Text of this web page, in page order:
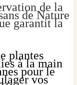
de la
de Nature
garantit la
plantes
à la main
pour le
vos